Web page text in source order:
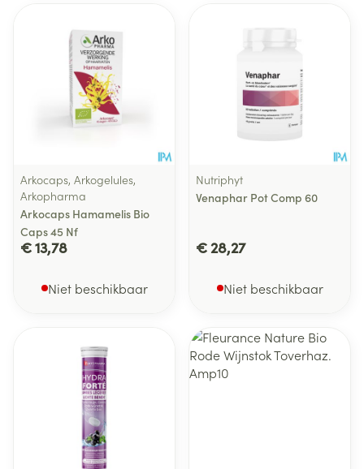
Arkocaps, Arkogelules,
Arkopharma
Arkocaps Hamamelis Bio
Caps 45 Nf
€ 13,78
Niet beschikbaar
Nutriphyt
Venaphar Pot Comp 60
€ 28,27
Niet beschikbaar